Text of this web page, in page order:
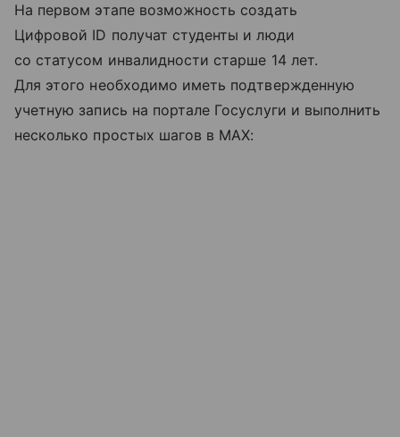
На первом этапе возможность создать
Цифровой ID получат студенты и люди
со статусом инвалидности старше 14 лет.
Для этого необходимо иметь подтвержденную
учетную запись на портале Госуслуги и выполнить
несколько простых шагов в MAX: